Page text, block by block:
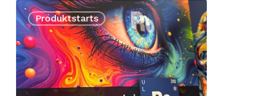
Entdecken
Sie
den
neuen
&
verbesserten
Produktstarts